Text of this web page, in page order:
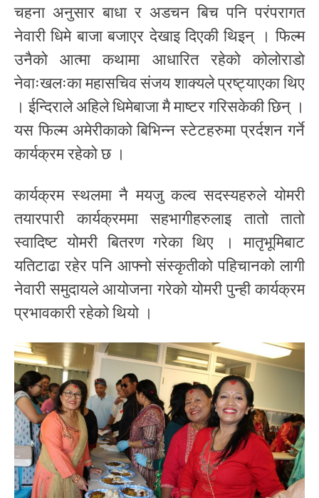
चहना अनुसार बाधा र अडचन बिच पनि परंपरागत
नेवारी धिमे बाजा बजाएर देखाइ दिएकी थिइन् । फिल्म
उनैको आत्मा कथामा आधारित रहेको कोलोराडो
नेवाःखलःका महासचिव संजय शाक्यले प्रष्ट्याएका थिए
। ईन्दिराले अहिले धिमेबाजा मै माष्टर गरिसकेकी छिन् ।
यस फिल्म अमेरीकाको बिभिन्न स्टेटहरुमा प्रर्दशन गर्ने
कार्यक्रम रहेको छ ।
कार्यक्रम स्थलमा नै मयजु कल्व सदस्यहरुले योमरी
तयारपारी कार्यक्रममा सहभागीहरुलाइ तातो तातो
स्वादिष्ट योमरी बितरण गरेका थिए । मातृभूमिबाट
यतिटाढा रहेर पनि आफ्नो संस्कृतीको पहिचानको लागी
नेवारी समुदायले आयोजना गरेको योमरी पुन्ही कार्यक्रम
प्रभावकारी रहेको थियो ।